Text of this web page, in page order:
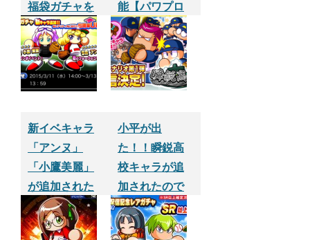
福袋ガチャを
やってみた
【パワプロサ
クセスアプ
リ】
能【パワプロ
サクセスアプ
リ】
新イベキャラ
「アンヌ」
「小鷹美麗」
が追加された
ので早速１０
連やってみた
小平が出
た！！瞬鋭高
校キャラが追
加されたので
早速１０連ガ
チャやってみ